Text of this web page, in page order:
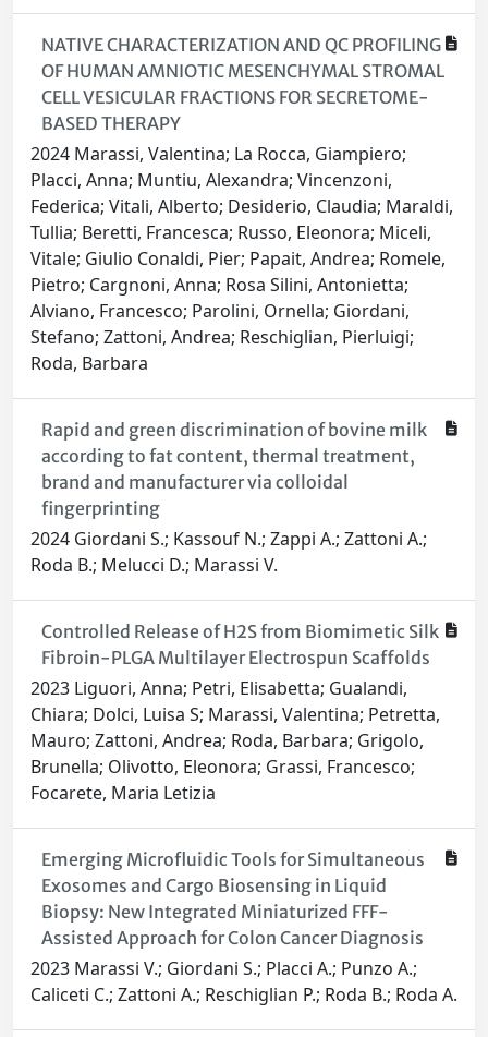
NATIVE CHARACTERIZATION AND QC PROFILING
OF HUMAN AMNIOTIC MESENCHYMAL STROMAL
CELL VESICULAR FRACTIONS FOR SECRETOME-
BASED THERAPY
2024 Marassi, Valentina; La Rocca, Giampiero;
Placci, Anna; Muntiu, Alexandra; Vincenzoni,
Federica; Vitali, Alberto; Desiderio, Claudia; Maraldi,
Tullia; Beretti, Francesca; Russo, Eleonora; Miceli,
Vitale; Giulio Conaldi, Pier; Papait, Andrea; Romele,
Pietro; Cargnoni, Anna; Rosa Silini, Antonietta;
Alviano, Francesco; Parolini, Ornella; Giordani,
Stefano; Zattoni, Andrea; Reschiglian, Pierluigi;
Roda, Barbara
Rapid and green discrimination of bovine milk
according to fat content, thermal treatment,
brand and manufacturer via colloidal
fingerprinting
2024 Giordani S.; Kassouf N.; Zappi A.; Zattoni A.;
Roda B.; Melucci D.; Marassi V.
Controlled Release of H2S from Biomimetic Silk
Fibroin-PLGA Multilayer Electrospun Scaffolds
2023 Liguori, Anna; Petri, Elisabetta; Gualandi,
Chiara; Dolci, Luisa S; Marassi, Valentina; Petretta,
Mauro; Zattoni, Andrea; Roda, Barbara; Grigolo,
Brunella; Olivotto, Eleonora; Grassi, Francesco;
Focarete, Maria Letizia
Emerging Microfluidic Tools for Simultaneous
Exosomes and Cargo Biosensing in Liquid
Biopsy: New Integrated Miniaturized FFF-
Assisted Approach for Colon Cancer Diagnosis
2023 Marassi V.; Giordani S.; Placci A.; Punzo A.;
Caliceti C.; Zattoni A.; Reschiglian P.; Roda B.; Roda A.